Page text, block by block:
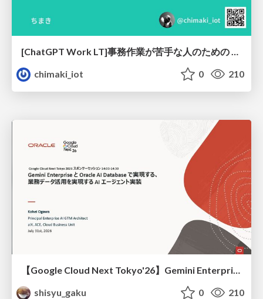
chimaki_iot
0 210
【Google Cloud Next Tokyo'26】Gemini Enterprise と Oracle AI Database で実現する、 業務データ活用を実現する AI エージェント実装
shisyu_gaku
0 210